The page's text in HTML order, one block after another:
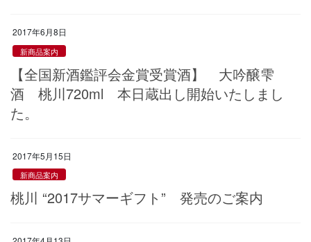
2017年6月8日
新商品案内
【全国新酒鑑評会金賞受賞酒】 大吟醸雫
酒 桃川720ml 本日蔵出し開始いたしまし
た。
2017年5月15日
新商品案内
桃川 “2017サマーギフト” 発売のご案内